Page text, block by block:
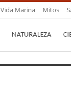
Vida Marina Mitos
NATURALEZA